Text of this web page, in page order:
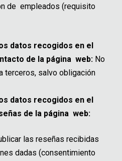
de empleados (requisito
datos recogidos en el
de la página web: No
terceros, salvo obligación
datos recogidos en el
de la página web:
las reseñas recibidas
dadas (consentimiento